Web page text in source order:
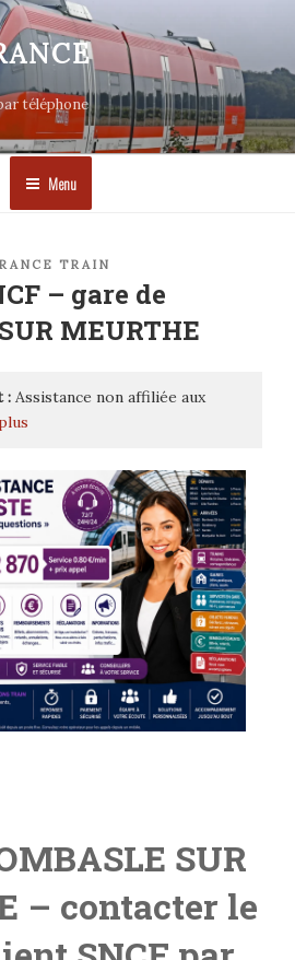
téléphone
Menu
TRAIN
– gare de
MEURTHE
: Assistance non affiliée aux
SUR
– contacter le